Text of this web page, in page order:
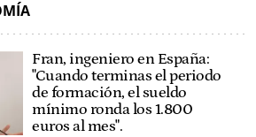
Fran, ingeniero en España:
"Cuando terminas el periodo
de formación, el sueldo
mínimo ronda los 1.800
euros al mes".